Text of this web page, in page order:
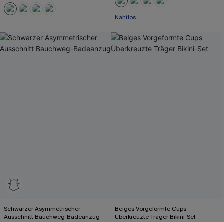
Mit Gratis-Maßband
Nahtlos
Schwarzer Asymmetrischer
Ausschnitt Bauchweg-Badeanzug
Beiges Vorgeformte Cups
Überkreuzte Träger Bikini-Set